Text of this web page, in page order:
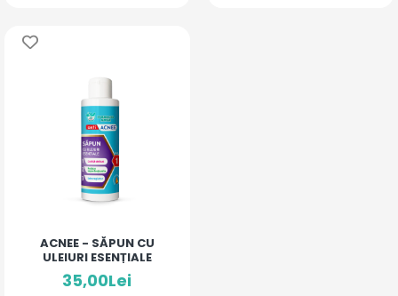
ACNEE - SĂPUN CU
ULEIURI ESENȚIALE
35,00Lei